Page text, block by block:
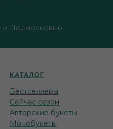
и Подмосковью
КАТАЛОГ
Бестселлеры
Сейчас сезон
Авторские букеты
Монобукеты